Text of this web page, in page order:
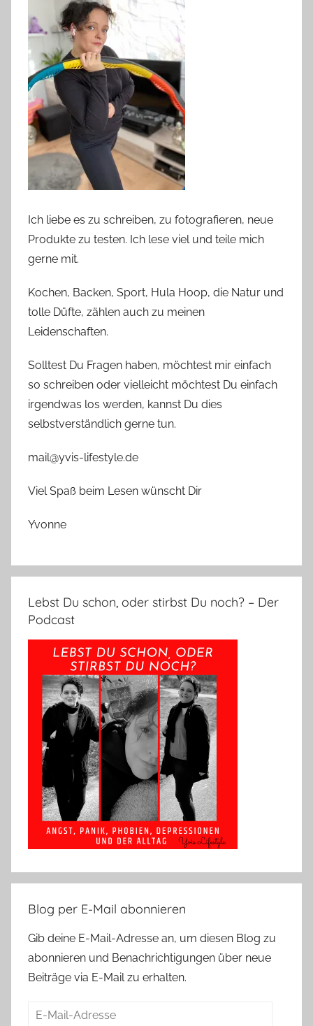
Ich liebe es zu schreiben, zu fotografieren, neue
Produkte zu testen. Ich lese viel und teile mich
gerne mit.
Kochen, Backen, Sport, Hula Hoop, die Natur und
tolle Düfte, zählen auch zu meinen
Leidenschaften.
Solltest Du Fragen haben, möchtest mir einfach
so schreiben oder vielleicht möchtest Du einfach
irgendwas los werden, kannst Du dies
selbstverständlich gerne tun.
mail@yvis-lifestyle.de
Viel Spaß beim Lesen wünscht Dir
Yvonne
Lebst Du schon, oder stirbst Du noch? – Der
Podcast
Blog per E-Mail abonnieren
Gib deine E-Mail-Adresse an, um diesen Blog zu
abonnieren und Benachrichtigungen über neue
Beiträge via E-Mail zu erhalten.
E-